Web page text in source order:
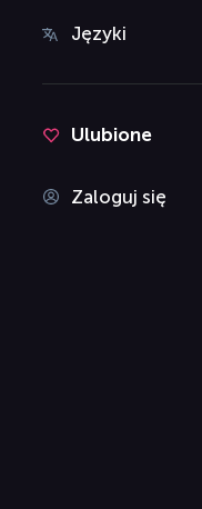
Języki
Ulubione
Zaloguj się